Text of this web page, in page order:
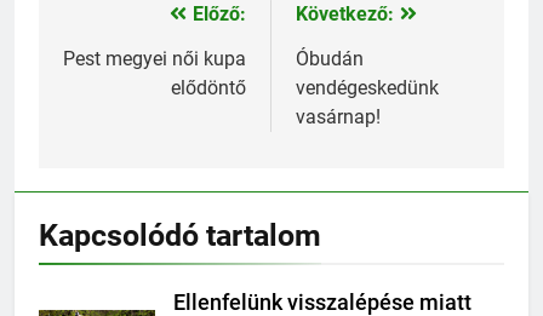
Bejegyzés
navigáció
Előző:
Pest megyei női kupa
elődöntő
Következő:
Óbudán
vendégeskedünk
vasárnap!
Kapcsolódó tartalom
Ellenfelünk visszalépése miatt